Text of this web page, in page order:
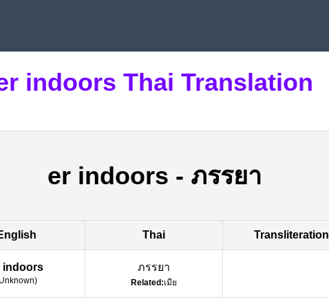
indoors Thai Translation
er indoors - ภรรยา
Thai Transliteration
indoors
)
ภรรยา
Related:เมีย